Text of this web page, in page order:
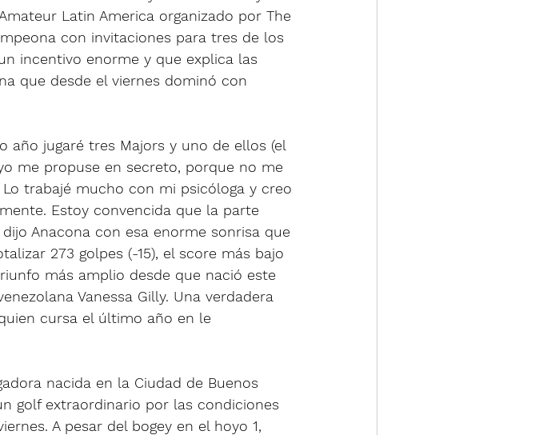
Latin America organizado por The
con invitaciones para tres de los
incentivo enorme y que explica las
que desde el viernes dominó con
año jugaré tres Majors y uno de ellos (el
me propuse en secreto, porque no me
trabajé mucho con mi psicóloga y creo
Estoy convencida que la parte
Anacona con esa enorme sonrisa que
273 golpes (-15), el score más bajo
más amplio desde que nació este
Vanessa Gilly. Una verdadera
cursa el último año en le
nacida en la Ciudad de Buenos
golf extraordinario por las condiciones
A pesar del bogey en el hoyo 1,